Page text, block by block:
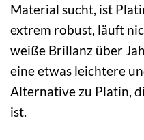
Material sucht, ist
extrem robust, läuft
weiße Brillanz über
eine etwas leichtere
Alternative zu Platin,
ist.